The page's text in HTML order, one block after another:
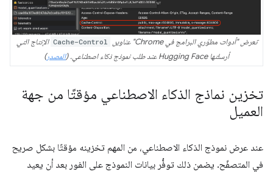
تعرض "أدوات مطوّري البرامج في Chrome" عناوين Cache-Control الإنتاج التي
أرسلتها Hugging Face عند طلب نموذج ذكاء اصطناعي. (
المصدر)
تخزين نماذج الذكاء الاصطناعي مؤقتًا من جهة
العميل
عند عرض نموذج الذكاء الاصطناعي، من المهم تخزينه مؤقتًا بشكل صريح
في المتصفّح. يضمن ذلك توفُّر بيانات النموذج على الفور بعد أن يعيد